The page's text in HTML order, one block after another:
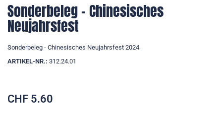
Sonderbeleg - Chinesisches
Neujahrsfest
Sonderbeleg - Chinesisches Neujahrsfest 2024
ARTIKEL-NR.: 312.24.01
CHF 5.60